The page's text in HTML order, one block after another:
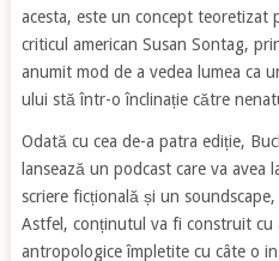
acesta, este un concept
criticul american Susan Sontag,
anumit mod de a vedea lumea ca
ului stă într-o înclinație către
Odată cu cea de-a patra ediție,
lansează un podcast care va avea
scriere ficțională și un
Astfel, conținutul va fi construit cu
antropologice împletite cu câte o